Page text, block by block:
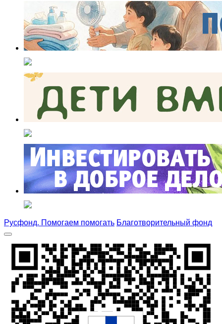
Русфонд. Помогаем помогать Благотворительный фонд